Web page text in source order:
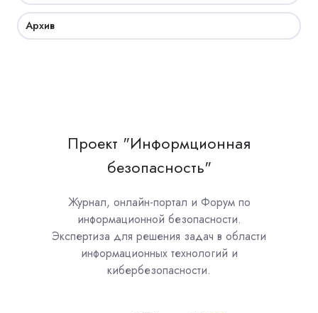
Архив
Проект "Информционная
безопасность"
Журнал, онлайн-портал и Форум по
информационной безопасности.
Экспертиза для решения задач в области
информационных технологий и
кибербезопасности.